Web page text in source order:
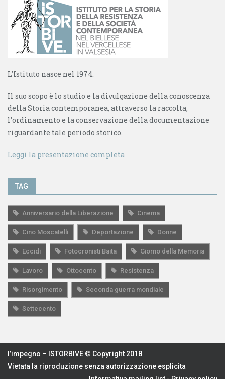
L'Istituto nasce nel 1974.
Il suo scopo è lo studio e la divulgazione della conoscenza
della Storia contemporanea, attraverso la raccolta,
l’ordinamento e la conservazione della documentazione
riguardante tale periodo storico.
Leggi la presentazione completa
TAG
Anniversario della Liberazione Cinema
Cino Moscatelli Deportazione Donne
Eccidi Fotocronisti Baita Giorno della Memoria
Lavoro Ottocento Resistenza
Risorgimento Seconda guerra mondiale
Settecento
l’impegno – ISTORBIVE © Copyright 2018
Vietata la riproduzione senza autorizzazione esplicita